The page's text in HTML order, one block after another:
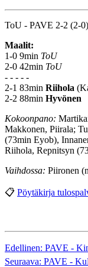
ToU - PAVE 2-2 (2-0)
Maalit:
1-0 9min ToU
2-0 42min ToU
- - - - -
2-1 83min Riihola
2-2 88min Hyvönen
Kokoonpano:
Makkonen, Piirala;
(73min Eyob),
Riihola, Repnitsyn
Vaihdossa: Piironen
📋 Pöytäkirja
Edellinen: PAVE -
Seuraava: PAVE -